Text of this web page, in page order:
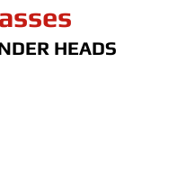
HEADS